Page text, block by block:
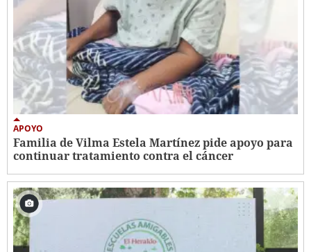
APOYO
Familia de Vilma Estela Martínez pide apoyo para
continuar tratamiento contra el cáncer